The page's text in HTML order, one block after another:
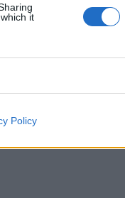
it
Policy